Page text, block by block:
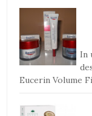
In
Eucerin Volume